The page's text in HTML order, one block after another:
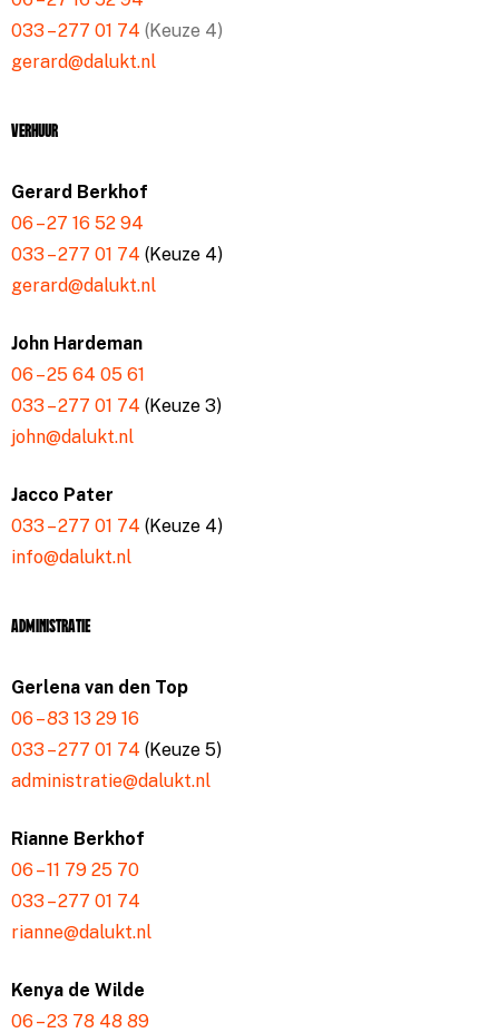
033 – 277 01 74 (Keuze 4)
gerard@dalukt.nl
Verhuur
Gerard Berkhof
06 – 27 16 52 94
033 – 277 01 74 (Keuze 4)
gerard@dalukt.nl
John Hardeman
06 – 25 64 05 61
033 – 277 01 74 (Keuze 3)
john@dalukt.nl
Jacco Pater
033 – 277 01 74 (Keuze 4)
info@dalukt.nl
Administratie
Gerlena van den Top
06 – 83 13 29 16
033 – 277 01 74 (Keuze 5)
administratie@dalukt.nl
Rianne Berkhof
06 – 11 79 25 70
033 – 277 01 74
rianne@dalukt.nl
Kenya de Wilde
06 – 23 78 48 89